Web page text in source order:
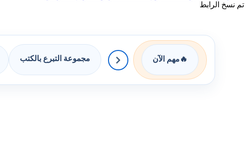
تم نسخ الرابط
🔥 مهم الآن مجموعة التبرع بالكتب